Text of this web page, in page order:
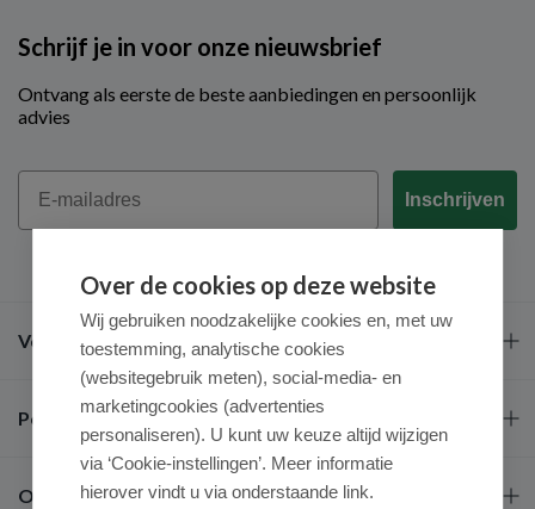
Schrijf je in voor onze nieuwsbrief
Ontvang als eerste de beste aanbiedingen en persoonlijk
advies
Email
Inschrijven
Veel gestelde vragen
Populaire merken
Over ons
Over de cookies op deze website
Wij gebruiken noodzakelijke cookies en, met uw
toestemming, analytische cookies
(websitegebruik meten), social-media- en
marketingcookies (advertenties
personaliseren). U kunt uw keuze altijd wijzigen
via ‘Cookie-instellingen’. Meer informatie
hierover vindt u via onderstaande link.